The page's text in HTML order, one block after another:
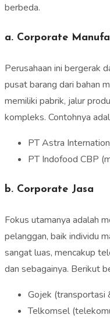
berbeda.
a. Corporate
Perusahaan ini bergerak
pusat barang dari bahan
memiliki pabrik, jalur
kompleks. Contohnya
PT Astra
PT Indofood CBP
b. Corporate Jasa
Fokus utamanya adalah
pelanggan, baik individu
sangat luas, mencakup
dan sebagainya. Berikut
Gojek (transportasi
Telkomsel